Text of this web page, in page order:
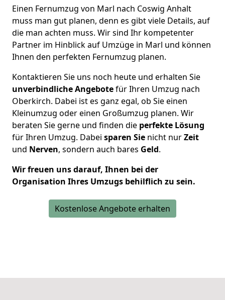
Einen Fernumzug von Marl nach Coswig Anhalt
muss man gut planen, denn es gibt viele Details, auf
die man achten muss. Wir sind Ihr kompetenter
Partner im Hinblick auf Umzüge in Marl und können
Ihnen den perfekten Fernumzug planen.
Kontaktieren Sie uns noch heute und erhalten Sie
unverbindliche Angebotefür Ihren Umzug nach
Oberkirch. Dabei ist es ganz egal, ob Sie einen
Kleinumzug oder einen Großumzug planen. Wir
beraten Sie gerne und finden die perfekte Lösung
für Ihren Umzug. Dabei sparen Sie nicht nurZeit
und Nerven, sondern auch bares Geld.
Wir freuen uns darauf, Ihnen bei der
Organisation Ihres Umzugs behilflich zu sein.
Kostenlose Angebote erhalten